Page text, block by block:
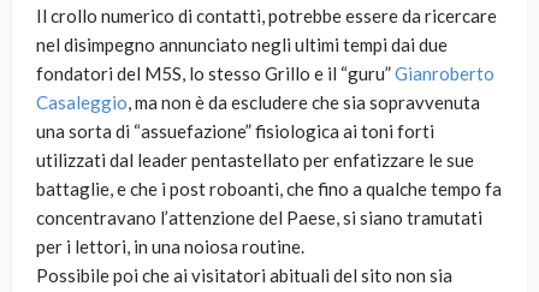
Il crollo numerico di contatti, potrebbe essere da ricercare
nel disimpegno annunciato negli ultimi tempi dai due
fondatori del M5S, lo stesso Grillo e il “guru”Gianroberto
Casaleggio, ma non è da escludere che sia sopravvenuta
una sorta di “assuefazione” fisiologica ai toni forti
utilizzati dal leader pentastellato per enfatizzare le sue
battaglie, e che i post roboanti, che fino a qualche tempo fa
concentravano l’attenzione del Paese, si siano tramutati
per i lettori, in una noiosa routine.
Possibile poi che ai visitatori abituali del sito non sia